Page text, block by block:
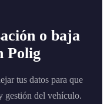
o baja
Polig
tus datos para que
gestión del vehículo.